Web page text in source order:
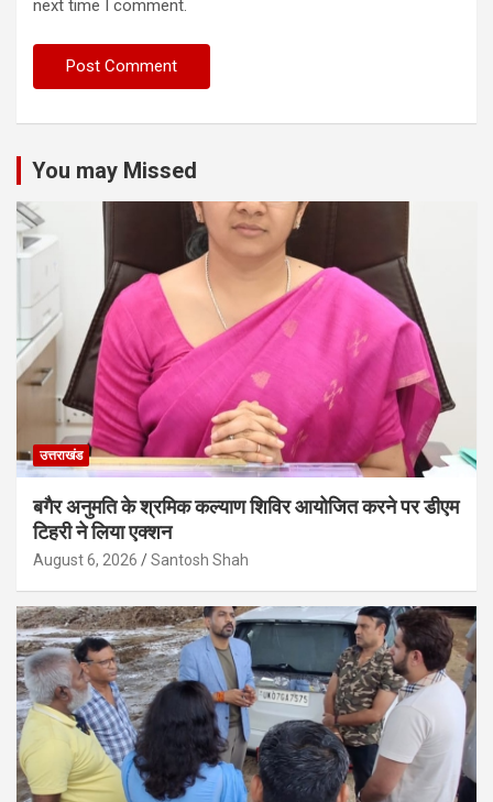
next time I comment.
You may Missed
उत्तराखंड
बगैर अनुमति के श्रमिक कल्याण शिविर आयोजित करने पर डीएम
टिहरी ने लिया एक्शन
August 6, 2026 Santosh Shah